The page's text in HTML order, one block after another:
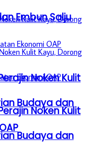
Noken Kulit
Budaya dan
Embun Salju
Noken Kulit
Budaya dan